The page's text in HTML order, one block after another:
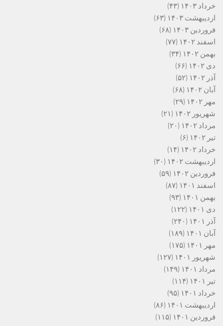
خرداد ۱۴۰۳
(۴۳)
اردیبهشت ۱۴۰۳
(۶۳)
فروردین ۱۴۰۳
(۶۸)
اسفند ۱۴۰۲
(۷۷)
بهمن ۱۴۰۲
(۳۴)
دی ۱۴۰۲
(۶۶)
آذر ۱۴۰۲
(۵۲)
آبان ۱۴۰۲
(۶۸)
مهر ۱۴۰۲
(۲۹)
شهریور ۱۴۰۲
(۲۱)
مرداد ۱۴۰۲
(۲۰)
تیر ۱۴۰۲
(۶)
خرداد ۱۴۰۲
(۱۴)
اردیبهشت ۱۴۰۲
(۳۰)
فروردین ۱۴۰۲
(۵۹)
اسفند ۱۴۰۱
(۸۷)
بهمن ۱۴۰۱
(۹۳)
دی ۱۴۰۱
(۱۲۲)
آذر ۱۴۰۱
(۲۴۰)
آبان ۱۴۰۱
(۱۸۹)
مهر ۱۴۰۱
(۱۷۵)
شهریور ۱۴۰۱
(۱۲۷)
مرداد ۱۴۰۱
(۱۴۹)
تیر ۱۴۰۱
(۱۱۴)
خرداد ۱۴۰۱
(۹۵)
اردیبهشت ۱۴۰۱
(۸۶)
فروردین ۱۴۰۱
(۱۱۵)